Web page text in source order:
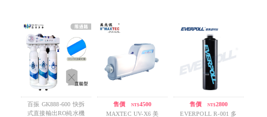
百振 GK888-600 快拆
式直接輸出RO純水機
售價/ NT$4500
MAXTEC UV-X6 美
售價/ NT$2800
EVERPOLL R-001 多